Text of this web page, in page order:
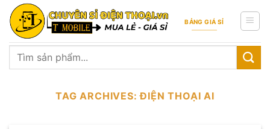
Skip
content
BẢNG GIÁ SỈ
Tìm
TAG ARCHIVES:ĐIỆN THOẠI AI